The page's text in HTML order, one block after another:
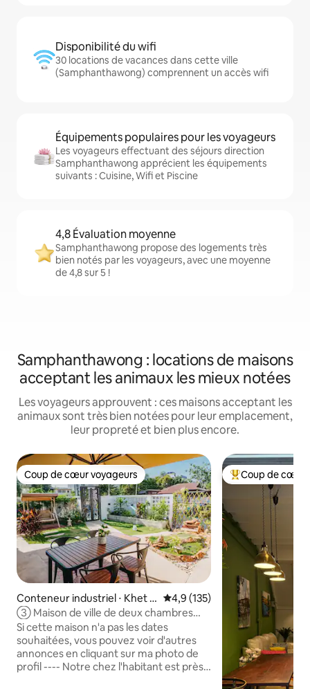
Disponibilité du wifi
30 locations de vacances dans cette ville
(Samphanthawong) comprennent un accès wifi
Équipements populaires pour les voyageurs
Les voyageurs effectuant des séjours direction
Samphanthawong apprécient les équipements
suivants : Cuisine, Wifi et Piscine
4,8 Évaluation moyenne
Samphanthawong propose des logements très
bien notés par les voyageurs, avec une moyenne
de 4,8 sur 5 !
Samphanthawong : locations de maisons
acceptant les animaux les mieux notées
Les voyageurs approuvent : ces maisons acceptant les
animaux sont très bien notées pour leur emplacement,
leur propreté et bien plus encore.
Coup de cœur voyageurs
Coup de cœur voyageurs
Conteneur industriel ⋅ Khet B
ang Phlat
Évaluation moyenne sur la
4,9 (135)
③ Maison de ville de deux chambres
avec jardin romantique, cour privée,
profitez de belles vacances, près du
métro
Si cette maison n'a pas les dates
souhaitées, vous pouvez voir d'autres
annonces en cliquant sur ma photo de
profil ---- Notre chez l'habitant est près
Coups de cœur
Coup de cœur